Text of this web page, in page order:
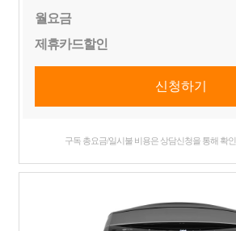
월요금
제휴카드할인
구독 총요금/일시불 비용은 상담신청을 통해 확